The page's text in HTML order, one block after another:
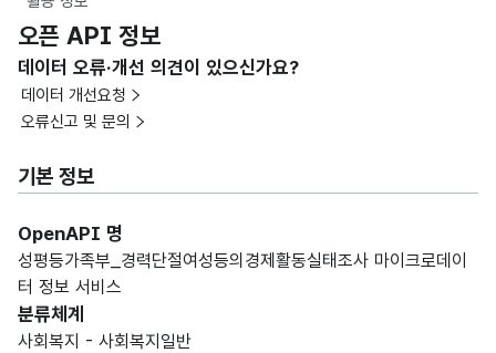
오픈 API 정보
데이터 오류·개선 의견이 있으신가요?
데이터 개선요청
오류신고 및 문의
기본 정보
OpenAPI 명
성평등가족부_경력단절여성등의경제활동실태조사 마이크로데이
터 정보 서비스
분류체계
사회복지 - 사회복지일반